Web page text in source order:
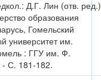
Д.Г. Лин (отв. ред.)
образования
Гомельский
университет им.
: ГГУ им. Ф.
С. 181-182.